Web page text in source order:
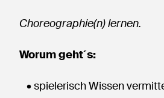
Choreographie(n) lernen.
Worum geht´s:
• spielerisch Wissen